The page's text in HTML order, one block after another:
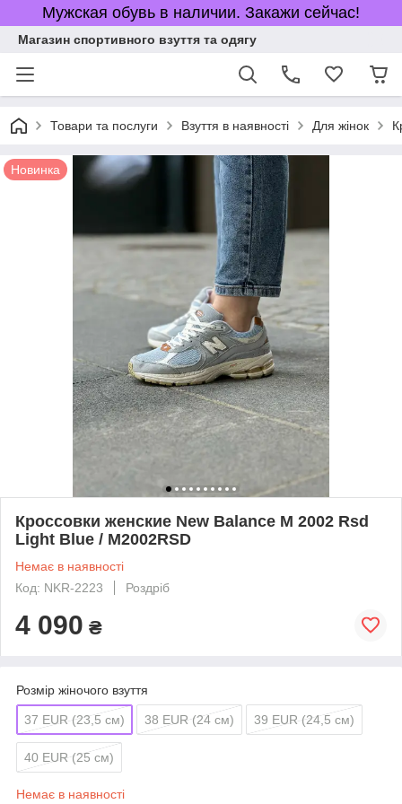
Мужская обувь в наличии. Закажи сейчас!
Магазин спортивного взуття та одягу
Товари та послуги Взуття в наявності Для жінок
Новинка
Кроссовки женские New Balance M 2002 Rsd
Light Blue / M2002RSD
Немає в наявності
Код: NKR-2223
Роздріб
4 090 ₴
Розмір жіночого взуття
37 EUR (23,5 см) 38 EUR (24 см) 39 EUR (24,5 см)
40 EUR (25 см)
Немає в наявності